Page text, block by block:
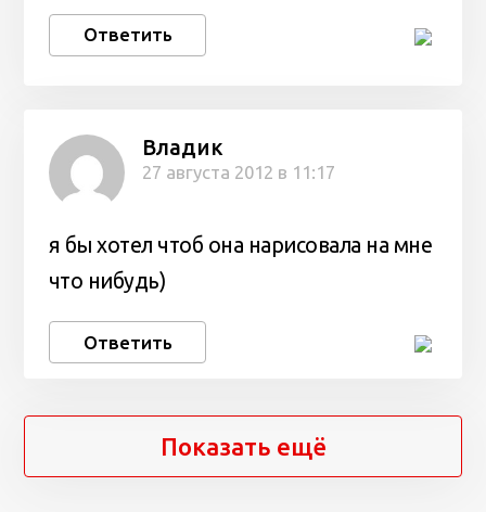
Ответить
Владик
27 августа 2012 в 11:17
я бы хотел чтоб она нарисовала на мне
что нибудь)
Ответить
Показать ещё